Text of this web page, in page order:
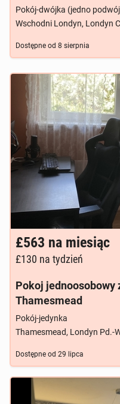
Pokój-dwójka (jedno
Wschodni Londyn, Londyn
Dostępne od 8 sierpnia
£563 na miesiąc
£130 na tydzień
Pokoj jednoosobowy
Thamesmead
Pokój-jedynka
Thamesmead, Londyn Pd.-
Dostępne od 29 lipca